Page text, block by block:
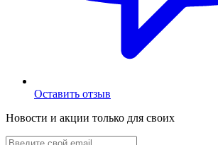
Оставить отзыв
Новости и акции только для своих